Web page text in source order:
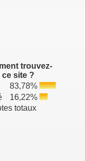
trouvez-
site ?
83,78%
16,22%
totaux